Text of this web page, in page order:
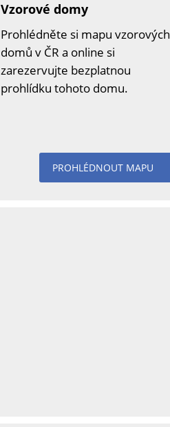
Vzorové domy
Prohlédněte si mapu vzorových
domů v ČR a online si
zarezervujte bezplatnou
prohlídku tohoto domu.
PROHLÉDNOUT MAPU